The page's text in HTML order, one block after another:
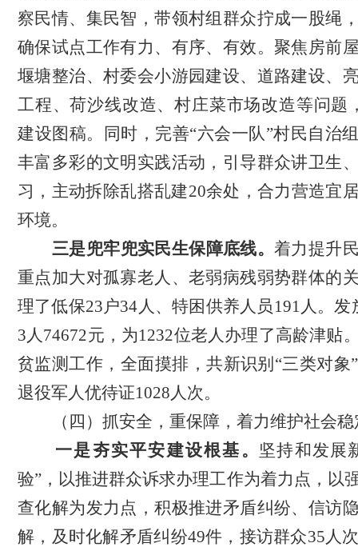
察民情、集民智，带领村组群众拧成一股绳
确保试点工作有力、有序、有效。聚焦房前
堰塘整治、村委会小游园建设、道路建设、
工程、荷沙线改造、村庄菜市场改造等问题
建设图稿。同时，完善“六会一队”村民自治
丰富多彩的文明实践活动，引导群众讲卫生
习，主动拆除乱搭乱建20余处，合力营造宜
环境。
三是兜牢兜实民生保障底线。着力提升
重点加大对孤寡老人、老弱病残弱势群体的
理了低保23户34人、特困供养人员191人。发
3人74672元，为1232位老人办理了高龄津贴
贫监测工作，全面摸排，共新识别“三类对象
退役军人优待证1028人次。
（ 四 ） 抓安全， 重保障 ，着力维护社会
一是夯实平安建设根基。 坚持和发展
验”，以推进群众诉求办理工作为着力点，以
查化解为发力点，积极推进矛盾纠纷、信访
解，及时化解矛盾纠纷49件，接访群众35人